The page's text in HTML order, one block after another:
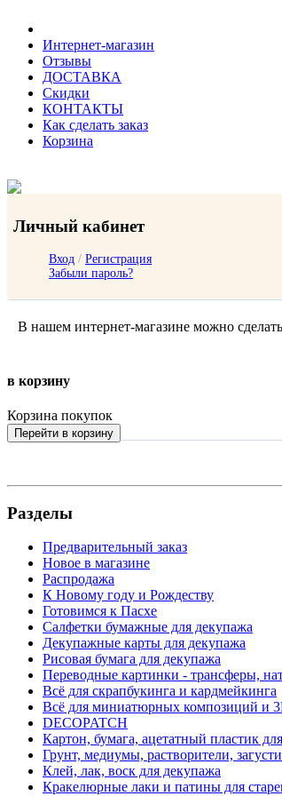
Интернет-магазин
Отзывы
ДОСТАВКА
Скидки
КОНТАКТЫ
Как сделать заказ
Корзина
Личный кабинет
Вход / Регистрация
Забыли пароль?
В нашем интернет-магазине можно сделать
в корзину
Корзина покупок
Перейти в корзину
Разделы
Предварительный заказ
Новое в магазине
Распродажа
К Новому году и Рождеству
Готовимся к Пасхе
Салфетки бумажные для декупажа
Декупажные карты для декупажа
Рисовая бумага для декупажа
Переводные картинки - трансферы,
Всё для скрапбукинга и кардмейкинга
Всё для миниатюрных композиций и
DECOPATCH
Картон, бумага, ацетатный пластик
Грунт, медиумы, растворители,
Клей, лак, воск для декупажа
Кракелюрные лаки и патины для